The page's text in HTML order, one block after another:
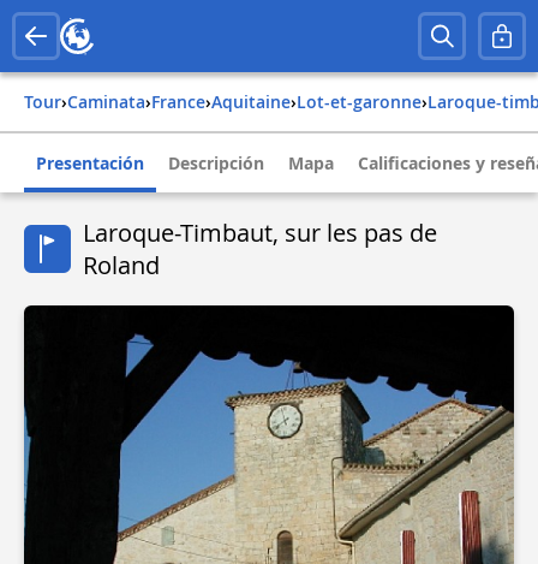
Tour› Caminata› france› aquitaine› lot-et-garonne› laroque-
Presentación Descripción Mapa Calificaciones y
Laroque-Timbaut, sur les pas de
Roland